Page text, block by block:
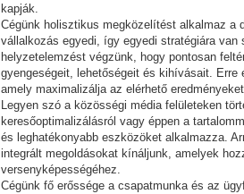
kapják.
Cégünk holisztikus megközelítést alkalmaz a
vállalkozás egyedi, így egyedi stratégiára
helyzetelemzést végzünk, hogy pontosan
gyengeségeit, lehetőségeit és kihívásait.
amely maximalizálja az elérhető
Legyen szó a közösségi média felületeken
keresőoptimalizálásról vagy éppen a
és leghatékonyabb eszközöket alkalmazza.
integrált megoldásokat kínáljunk, amelyek
versenyképességéhez.
Cégünk fő erőssége a csapatmunka és az